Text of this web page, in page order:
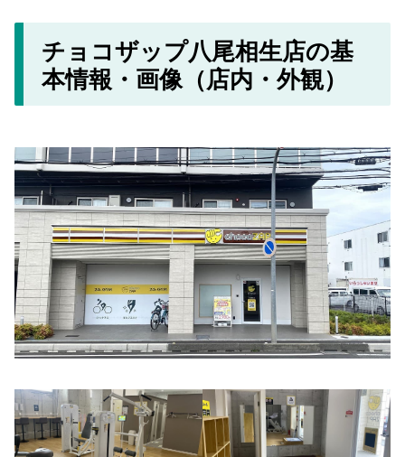
チョコザップ八尾相生店の基
本情報・画像（店内・外観）